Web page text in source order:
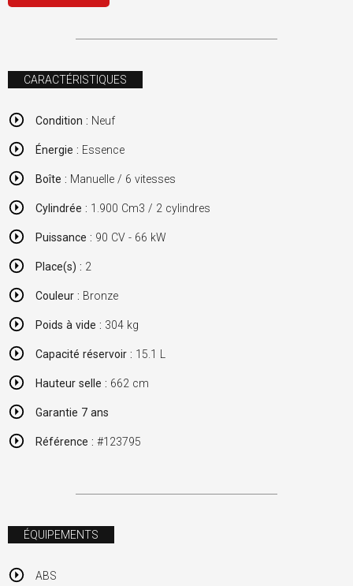
CARACTÉRISTIQUES
Condition : Neuf
Énergie : Essence
Boîte : Manuelle / 6 vitesses
Cylindrée : 1.900 Cm3 / 2 cylindres
Puissance : 90 CV - 66 kW
Place(s) : 2
Couleur : Bronze
Poids à vide : 304 kg
Capacité réservoir : 15.1 L
Hauteur selle : 662 cm
Garantie 7 ans
Référence : #123795
ÉQUIPEMENTS
ABS